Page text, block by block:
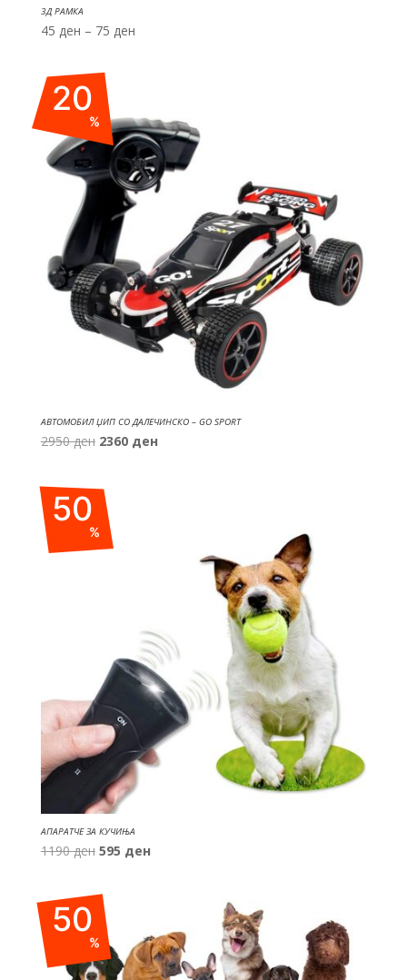
3Д РАМКА
45 ден – 75 денPrice
20
%
АВТОМОБИЛ ЏИП СО ДАЛЕЧИНСКО – GO SPORT
2950ден Original
2950 ден.
2360 денCurrent
50
%
АПАРАТЧЕ ЗА КУЧИЊА
1190ден Original
was:
1190 ден.
595 денCurrent
50
%